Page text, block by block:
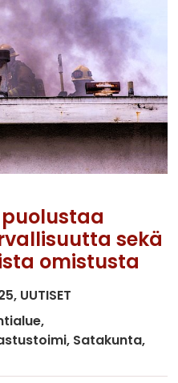
sekä
omistusta
UUTISET
Satakunta